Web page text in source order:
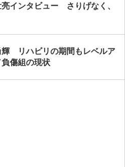
インタビュー さりげなく、
輝 リハビリの期間もレベルア
傷組の現状